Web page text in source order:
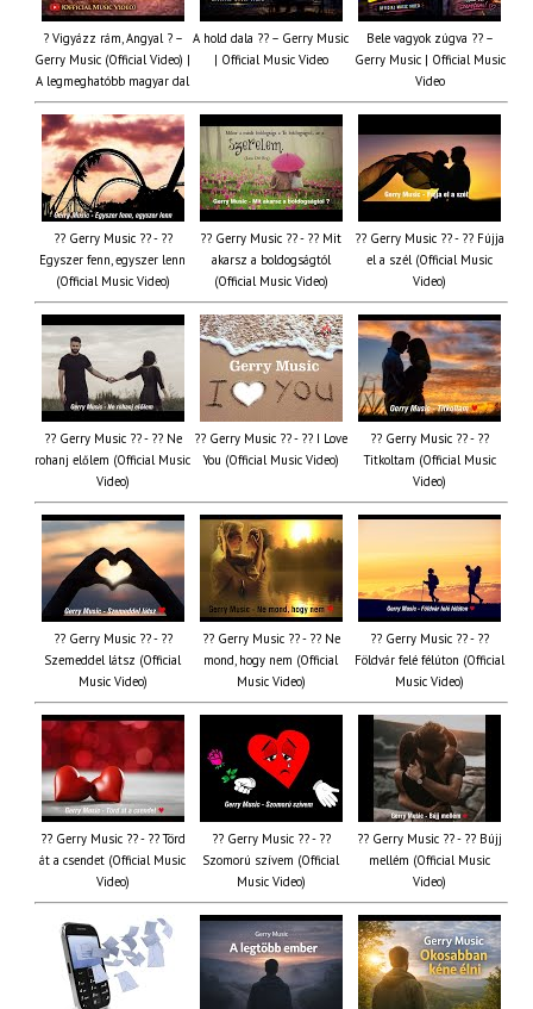
? Vigyázz rám, Angyal ? –
Gerry Music (Official Video) |
A legmeghatóbb magyar dal
A hold dala ?? – Gerry Music
| Official Music Video
Bele vagyok zúgva ?? –
Gerry Music | Official Music
Video
?? Gerry Music ?? - ??
Egyszer fenn, egyszer lenn
(Official Music Video)
?? Gerry Music ?? - ?? Mit
akarsz a boldogságtól
(Official Music Video)
?? Gerry Music ?? - ?? Fújja
el a szél (Official Music
Video)
?? Gerry Music ?? - ?? Ne
rohanj előlem (Official Music
Video)
?? Gerry Music ?? - ?? I Love
You (Official Music Video)
?? Gerry Music ?? - ??
Titkoltam (Official Music
Video)
?? Gerry Music ?? - ??
Szemeddel látsz (Official
Music Video)
?? Gerry Music ?? - ?? Ne
mond, hogy nem (Official
Music Video)
?? Gerry Music ?? - ??
Földvár felé félúton (Official
Music Video)
?? Gerry Music ?? - ?? Törd
át a csendet (Official Music
Video)
?? Gerry Music ?? - ??
Szomorú szívem (Official
Music Video)
?? Gerry Music ?? - ?? Bújj
mellém (Official Music
Video)